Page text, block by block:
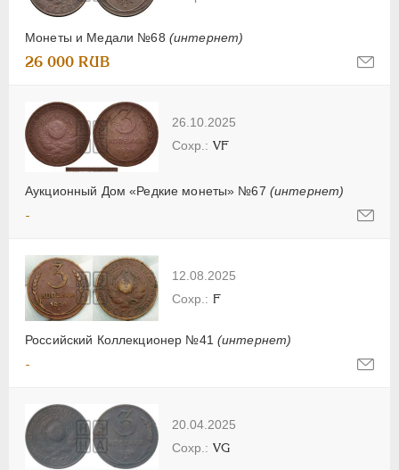
Монеты и Медали №68 (интернет)
26 000 RUB
26.10.2025
Аукционный Дом «Редкие монеты» №67 (интернет)
VF
-
12.08.2025
Российский Коллекционер №41 (интернет)
F
-
20.04.2025
VG